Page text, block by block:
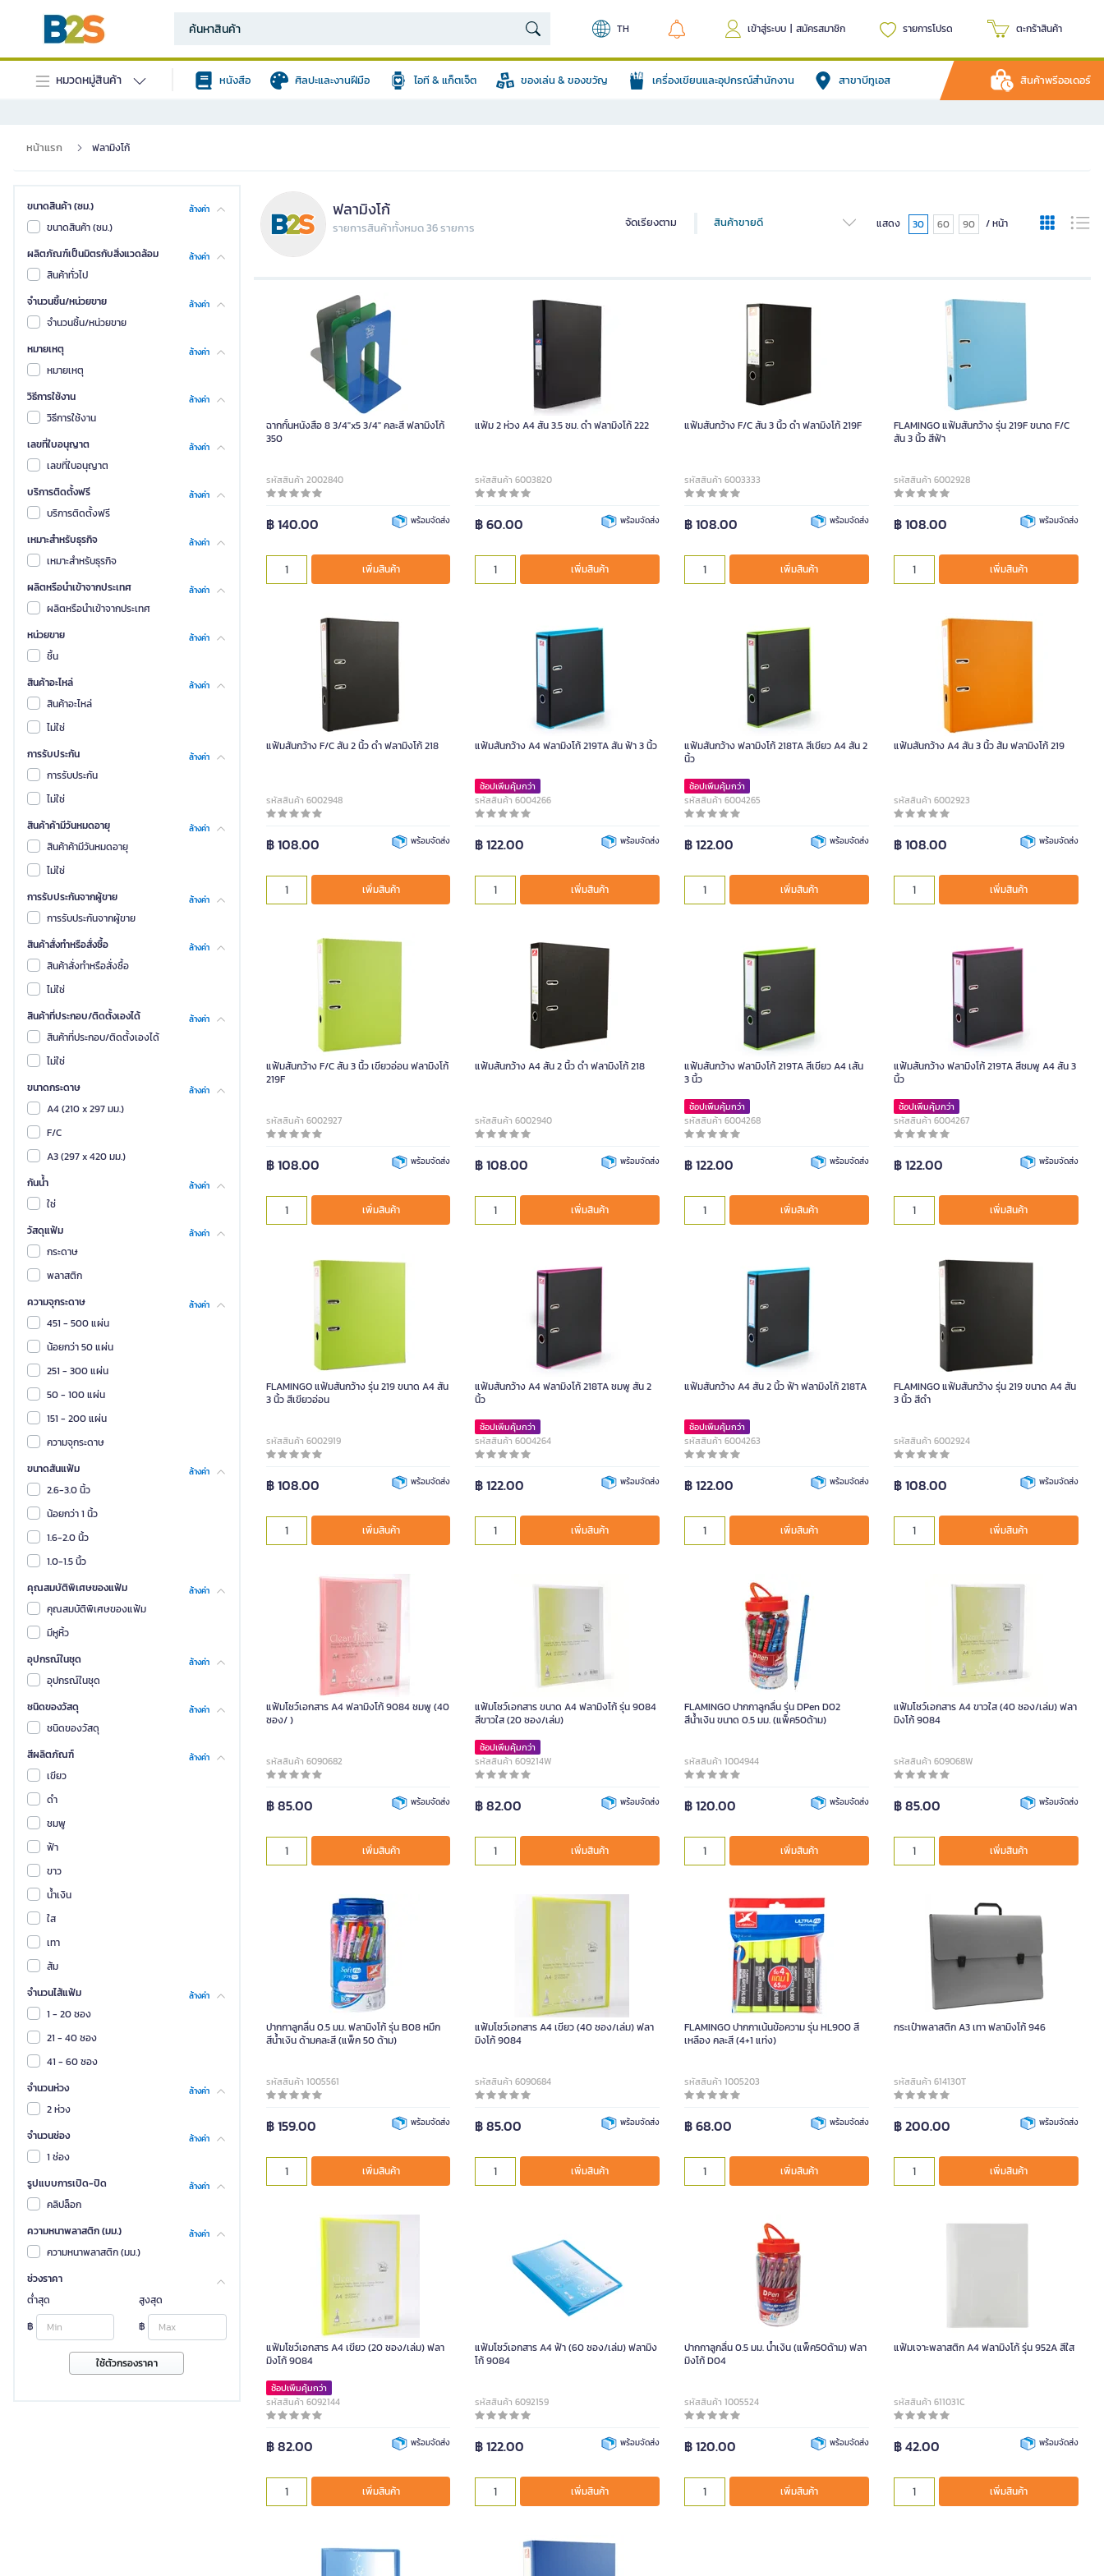
TH เข้าสู่ระบบ | สมัครสมาชิก รายการโปรด ตะกร้าสินค้า
หมวดหมู่สินค้า หนังสือ ศิลปะและงานฝีมือ ไอที & แก็ตเจ็ต ของเล่น & ของขวัญ เครื่องเขียนและอุปกรณ์สำนักงาน สาขาบีทูเอส สินค้าพรีออเดอร์
หน้าแรก ฟลามิงโก้
ขนาดสินค้า (ซม.) ล้างค่า
ขนาดสินค้า (ซม.)
ผลิตภัณฑ์เป็นมิตรกับสิ่งแวดล้อม
ล้างค่า
สินค้าทั่วไป
จำนวนชิ้น/หน่วยขาย
ล้างค่า
จำนวนชิ้น/หน่วยขาย
หมายเหตุ
ล้างค่า
หมายเหตุ
วิธีการใช้งาน
ล้างค่า
วิธีการใช้งาน
เลขที่ใบอนุญาต
ล้างค่า
เลขที่ใบอนุญาต
บริการติดตั้งฟรี
ล้างค่า
บริการติดตั้งฟรี
เหมาะสำหรับธุรกิจ
ล้างค่า
เหมาะสำหรับธุรกิจ
ผลิตหรือนำเข้าจากประเทศ
ล้างค่า
ผลิตหรือนำเข้าจากประเทศ
หน่วยขาย
ล้างค่า
ชิ้น
สินค้าอะไหล่
ล้างค่า
สินค้าอะไหล่
ไม่ใช่
การรับประกัน
ล้างค่า
การรับประกัน
ไม่ใช่
สินค้าค้ามีวันหมดอายุ
ล้างค่า
สินค้าค้ามีวันหมดอายุ
ไม่ใช่
การรับประกันจากผู้ขาย
ล้างค่า
การรับประกันจากผู้ขาย
สินค้าสั่งทำหรือสั่งซื้อ
ล้างค่า
สินค้าสั่งทำหรือสั่งซื้อ
ไม่ใช่
สินค้าที่ประกอบ/ติดตั้งเองได้
ล้างค่า
สินค้าที่ประกอบ/ติดตั้งเองได้
ไม่ใช่
ขนาดกระดาษ
ล้างค่า
A4 (210 x 297 มม.)
F/C
A3 (297 x 420 มม.)
กันน้ำ
ล้างค่า
ใช่
วัสดุแฟ้ม
ล้างค่า
กระดาษ
พลาสติก
ความจุกระดาษ
ล้างค่า
451 - 500 แผ่น
น้อยกว่า 50 แผ่น
251 - 300 แผ่น
50 - 100 แผ่น
151 - 200 แผ่น
ความจุกระดาษ
ขนาดสันแฟ้ม
ล้างค่า
2.6-3.0 นิ้ว
น้อยกว่า 1 นิ้ว
1.6-2.0 นิ้ว
1.0-1.5 นิ้ว
คุณสมบัติพิเศษของแฟ้ม
ล้างค่า
คุณสมบัติพิเศษของแฟ้ม
มีหูหิ้ว
อุปกรณ์ในชุด
ล้างค่า
อุปกรณ์ในชุด
ชนิดของวัสดุ
ล้างค่า
ชนิดของวัสดุ
สีผลิตภัณฑ์
ล้างค่า
เขียว
ดำ
ชมพู
ฟ้า
ขาว
น้ำเงิน
ใส
เทา
ส้ม
จำนวนไส้แฟ้ม
ล้างค่า
1 - 20 ซอง
21 - 40 ซอง
41 - 60 ซอง
จำนวนห่วง
ล้างค่า
2 ห่วง
จำนวนช่อง
ล้างค่า
1 ช่อง
รูปแบบการเปิด-ปิด
ล้างค่า
คลิปล็อก
ความหนาพลาสติก (มม.)
ล้างค่า
ความหนาพลาสติก (มม.)
ช่วงราคา
ต่ำสุด
฿
สูงสุด
฿
ใช้ตัวกรองราคา
ฟลามิงโก้
รายการสินค้าทั้งหมด 36 รายการ จัดเรียงตาม สินค้าขายดี แสดง 30 60 90 / หน้า
ฉากกั้นหนังสือ 8 3/4"x5 3/4" คละสี ฟลามิงโก้
350
รหัสสินค้า 2002840
฿ 140.00 พร้อมจัดส่ง
เพิ่มสินค้า
แฟ้ม 2 ห่วง A4 สัน 3.5 ซม. ดำ ฟลามิงโก้ 222
รหัสสินค้า 6003820
฿ 60.00 พร้อมจัดส่ง
เพิ่มสินค้า
แฟ้มสันกว้าง F/C สัน 3 นิ้ว ดำ ฟลามิงโก้ 219F
รหัสสินค้า 6003333
฿ 108.00 พร้อมจัดส่ง
เพิ่มสินค้า
FLAMINGO แฟ้มสันกว้าง รุ่น 219F ขนาด F/C
สัน 3 นิ้ว สีฟ้า
รหัสสินค้า 6002928
฿ 108.00 พร้อมจัดส่ง
เพิ่มสินค้า
แฟ้มสันกว้าง F/C สัน 2 นิ้ว ดำ ฟลามิงโก้ 218
รหัสสินค้า 6002948
฿ 108.00 พร้อมจัดส่ง
เพิ่มสินค้า
แฟ้มสันกว้าง A4 ฟลามิงโก้ 219TA สัน ฟ้า 3 นิ้ว
ช้อปเพิ่มคุ้มกว่า
รหัสสินค้า 6004266
฿ 122.00 พร้อมจัดส่ง
เพิ่มสินค้า
แฟ้มสันกว้าง ฟลามิงโก้ 218TA สีเขียว A4 สัน 2
นิ้ว
ช้อปเพิ่มคุ้มกว่า
รหัสสินค้า 6004265
฿ 122.00 พร้อมจัดส่ง
เพิ่มสินค้า
แฟ้มสันกว้าง A4 สัน 3 นิ้ว ส้ม ฟลามิงโก้ 219
รหัสสินค้า 6002923
฿ 108.00 พร้อมจัดส่ง
เพิ่มสินค้า
แฟ้มสันกว้าง F/C สัน 3 นิ้ว เขียวอ่อน ฟลามิงโก้
219F
รหัสสินค้า 6002927
฿ 108.00 พร้อมจัดส่ง
เพิ่มสินค้า
แฟ้มสันกว้าง A4 สัน 2 นิ้ว ดำ ฟลามิงโก้ 218
รหัสสินค้า 6002940
฿ 108.00 พร้อมจัดส่ง
เพิ่มสินค้า
แฟ้มสันกว้าง ฟลามิงโก้ 219TA สีเขียว A4 เสัน
3 นิ้ว
ช้อปเพิ่มคุ้มกว่า
รหัสสินค้า 6004268
฿ 122.00 พร้อมจัดส่ง
เพิ่มสินค้า
แฟ้มสันกว้าง ฟลามิงโก้ 219TA สีชมพู A4 สัน 3
นิ้ว
ช้อปเพิ่มคุ้มกว่า
รหัสสินค้า 6004267
฿ 122.00 พร้อมจัดส่ง
เพิ่มสินค้า
FLAMINGO แฟ้มสันกว้าง รุ่น 219 ขนาด A4 สัน
3 นิ้ว สีเขียวอ่อน
รหัสสินค้า 6002919
฿ 108.00 พร้อมจัดส่ง
เพิ่มสินค้า
แฟ้มสันกว้าง A4 ฟลามิงโก้ 218TA ชมพู สัน 2
นิ้ว
ช้อปเพิ่มคุ้มกว่า
รหัสสินค้า 6004264
฿ 122.00 พร้อมจัดส่ง
เพิ่มสินค้า
แฟ้มสันกว้าง A4 สัน 2 นิ้ว ฟ้า ฟลามิงโก้ 218TA
ช้อปเพิ่มคุ้มกว่า
รหัสสินค้า 6004263
฿ 122.00 พร้อมจัดส่ง
เพิ่มสินค้า
FLAMINGO แฟ้มสันกว้าง รุ่น 219 ขนาด A4 สัน
3 นิ้ว สีดำ
รหัสสินค้า 6002924
฿ 108.00 พร้อมจัดส่ง
เพิ่มสินค้า
แฟ้มโชว์เอกสาร A4 ฟลามิงโก้ 9084 ชมพู (40
ซอง/ )
รหัสสินค้า 6090682
฿ 85.00 พร้อมจัดส่ง
เพิ่มสินค้า
แฟ้มโชว์เอกสาร ขนาด A4 ฟลามิงโก้ รุ่น 9084
สีขาวใส (20 ซอง/เล่ม)
ช้อปเพิ่มคุ้มกว่า
รหัสสินค้า 609214W
฿ 82.00 พร้อมจัดส่ง
เพิ่มสินค้า
FLAMINGO ปากกาลูกลื่น รุ่น DPen D02
สีน้ำเงิน ขนาด 0.5 มม. (แพ็ค50ด้าม)
รหัสสินค้า 1004944
฿ 120.00 พร้อมจัดส่ง
เพิ่มสินค้า
แฟ้มโชว์เอกสาร A4 ขาวใส (40 ซอง/เล่ม) ฟลา
มิงโก้ 9084
รหัสสินค้า 609068W
฿ 85.00 พร้อมจัดส่ง
เพิ่มสินค้า
ปากกาลูกลื่น 0.5 มม. ฟลามิงโก้ รุ่น B08 หมึก
สีน้ำเงิน ด้ามคละสี (แพ็ค 50 ด้าม)
รหัสสินค้า 1005561
฿ 159.00 พร้อมจัดส่ง
เพิ่มสินค้า
แฟ้มโชว์เอกสาร A4 เขียว (40 ซอง/เล่ม) ฟลา
มิงโก้ 9084
รหัสสินค้า 6090684
฿ 85.00 พร้อมจัดส่ง
เพิ่มสินค้า
FLAMINGO ปากกาเน้นข้อความ รุ่น HL900 สี
เหลือง คละสี (4+1 แท่ง)
รหัสสินค้า 1005203
฿ 68.00 พร้อมจัดส่ง
เพิ่มสินค้า
กระเป๋าพลาสติก A3 เทา ฟลามิงโก้ 946
รหัสสินค้า 614130T
฿ 200.00 พร้อมจัดส่ง
เพิ่มสินค้า
แฟ้มโชว์เอกสาร A4 เขียว (20 ซอง/เล่ม) ฟลา
มิงโก้ 9084
ช้อปเพิ่มคุ้มกว่า
รหัสสินค้า 6092144
฿ 82.00 พร้อมจัดส่ง
เพิ่มสินค้า
แฟ้มโชว์เอกสาร A4 ฟ้า (60 ซอง/เล่ม) ฟลามิง
โก้ 9084
รหัสสินค้า 6092159
฿ 122.00 พร้อมจัดส่ง
เพิ่มสินค้า
ปากกาลูกลื่น 0.5 มม. น้ำเงิน (แพ็ค50ด้าม) ฟลา
มิงโก้ D04
รหัสสินค้า 1005524
฿ 120.00 พร้อมจัดส่ง
เพิ่มสินค้า
แฟ้มเจาะพลาสติก A4 ฟลามิงโก้ รุ่น 952A สีใส
รหัสสินค้า 611031C
฿ 42.00 พร้อมจัดส่ง
เพิ่มสินค้า